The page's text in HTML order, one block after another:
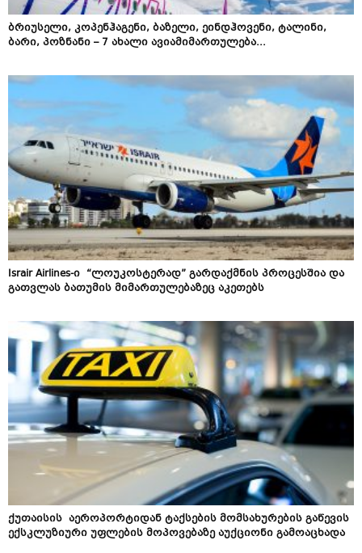
ბრიუსელი, კოპენჰაგენი, ბაზელი, ეინდჰოვენი, ტალინი,
ბარი, პოზნანი – 7 ახალი ავიამიმართულება...
Israir Airlines​-ი “ლოუკოსტერად” გარდაქმნის პროცესშია და
გათვლას ბათუმის მიმართულებაზეც აკეთებს
ქუთაისის აეროპორტიდან ტაქსების მომსახურების გაწევის ​
ექსკლუზიური უფლების მოპოვებაზე აუქციონი გამოაცხადა